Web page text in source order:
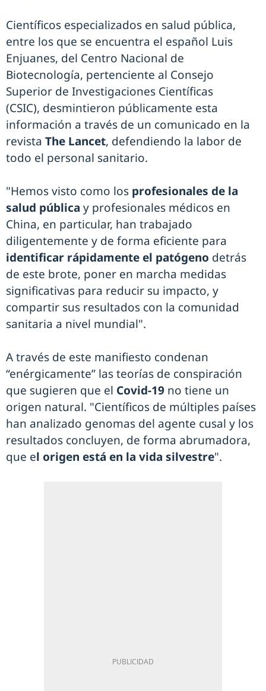
Científicos especializados en salud pública,
entre los que se encuentra el español Luis
Enjuanes, del Centro Nacional de
Biotecnología, pertenciente al Consejo
Superior de Investigaciones Científicas
(CSIC), desmintieron públicamente esta
información a través de un comunicado en la
revista The Lancet, defendiendo la labor de
todo el personal sanitario.
"Hemos visto como los profesionales de la
salud pública y profesionales médicos en
China, en particular, han trabajado
diligentemente y de forma eficiente para
identificar rápidamente el patógeno detrás
de este brote, poner en marcha medidas
significativas para reducir su impacto, y
compartir sus resultados con la comunidad
sanitaria a nivel mundial".
A través de este manifiesto condenan
“enérgicamente” las teorías de conspiración
que sugieren que el Covid-19 no tiene un
origen natural. "Científicos de múltiples países
han analizado genomas del agente cusal y los
resultados concluyen, de forma abrumadora,
que el origen está en la vida silvestre".